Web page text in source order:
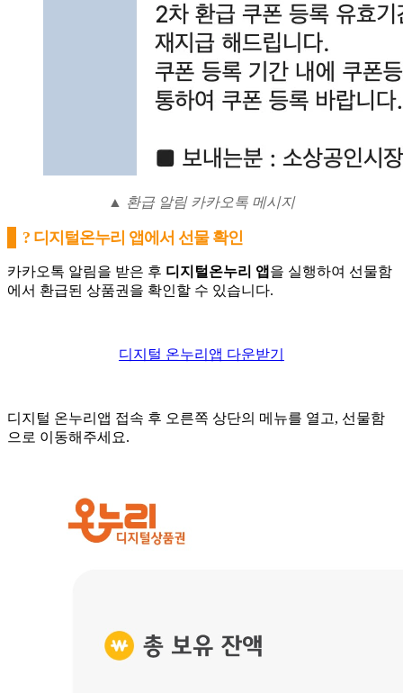
▲ 환급 알림 카카오톡 메시지
? 디지털온누리 앱에서 선물 확인
카카오톡 알림을 받은 후 디지털온누리 앱 을 실행하여 선물함
에서 환급된 상품권을 확인할 수 있습니다.
디지털 온누리앱 다운받기
디지털 온누리앱 접속 후 오른쪽 상단의 메뉴를 열고, 선물함
으로 이동해주세요.